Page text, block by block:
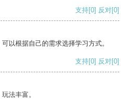
支持[0] 反对[0]
以根据自己的需求选择学习方式。
支持[0] 反对[0]
法丰富。